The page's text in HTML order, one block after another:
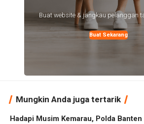
Buat website & jangkau pelanggan
Buat Sekarang
Mungkin Anda juga tertarik
Hadapi Musim Kemarau, Polda Banten